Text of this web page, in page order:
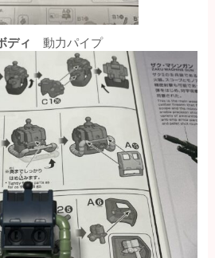
ディ 動力パイプ